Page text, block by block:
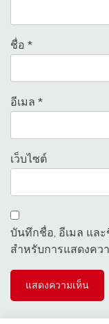
ชื่อ *
อีเมล *
เว็บไซต์
บันทึกชื่อ, อีเมล แล
สำหรับการแสดงคว